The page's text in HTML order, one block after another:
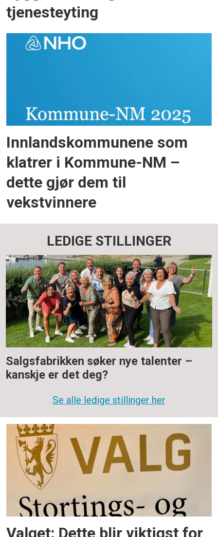
tjenesteyting
Innlandskommunene som
klatrer i Kommune-NM –
dette gjør dem til
vekstvinnere
LEDIGE STILLINGER
Salgsfabrikken søker nye talenter –
kanskje er det deg?
Se alle ledige stillinger her
Valget: Dette blir viktigst for